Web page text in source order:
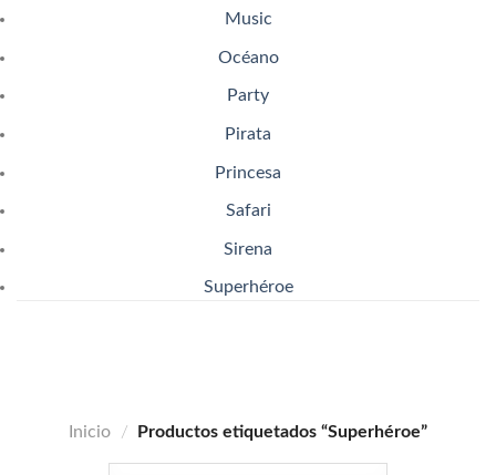
Music
Océano
Party
Pirata
Princesa
Safari
Sirena
Superhéroe
Inicio / Productos etiquetados “Superhéroe”